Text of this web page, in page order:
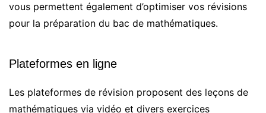
vous permettent également d’optimiser vos révisions
pour la préparation du bac de mathématiques.
Plateformes en ligne
Les plateformes de révision proposent des leçons de
mathématiques via vidéo et divers exercices